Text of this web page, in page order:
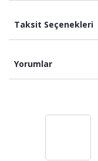
Taksit Seçenekleri
Yorumlar